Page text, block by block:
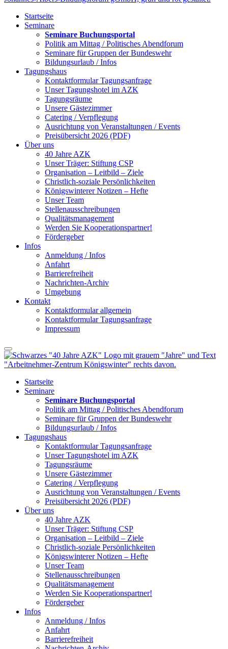
Startseite
Seminare
Seminare Buchungsportal
Politik am Mittag / Politisches Abendforum
Seminare für Gruppen der Bundeswehr
Bildungsurlaub / Infos
Tagungshaus
Kontaktformular Tagungsanfrage
Unser Tagungshotel im AZK
Tagungsräume
Unsere Gästezimmer
Catering / Verpflegung
Ausrichtung von Veranstaltungen / Events
Preisübersicht 2026 (PDF)
Über uns
40 Jahre AZK
Unser Träger: Stiftung CSP
Organisation – Leitbild – Ziele
Christlich-soziale Persönlichkeiten
Königswinterer Notizen – Hefte
Unser Team
Stellenausschreibungen
Qualitätsmanagement
Werden Sie Kooperationspartner!
Fördergeber
Infos
Anmeldung / Infos
Anfahrt
Barrierefreiheit
Nachrichten-Archiv
Umgebung
Kontakt
Kontaktformular allgemein
Kontaktformular Tagungsanfrage
Impressum
Startseite
Seminare
Seminare Buchungsportal
Politik am Mittag / Politisches Abendforum
Seminare für Gruppen der Bundeswehr
Bildungsurlaub / Infos
Tagungshaus
Kontaktformular Tagungsanfrage
Unser Tagungshotel im AZK
Tagungsräume
Unsere Gästezimmer
Catering / Verpflegung
Ausrichtung von Veranstaltungen / Events
Preisübersicht 2026 (PDF)
Über uns
40 Jahre AZK
Unser Träger: Stiftung CSP
Organisation – Leitbild – Ziele
Christlich-soziale Persönlichkeiten
Königswinterer Notizen – Hefte
Unser Team
Stellenausschreibungen
Qualitätsmanagement
Werden Sie Kooperationspartner!
Fördergeber
Infos
Anmeldung / Infos
Anfahrt
Barrierefreiheit